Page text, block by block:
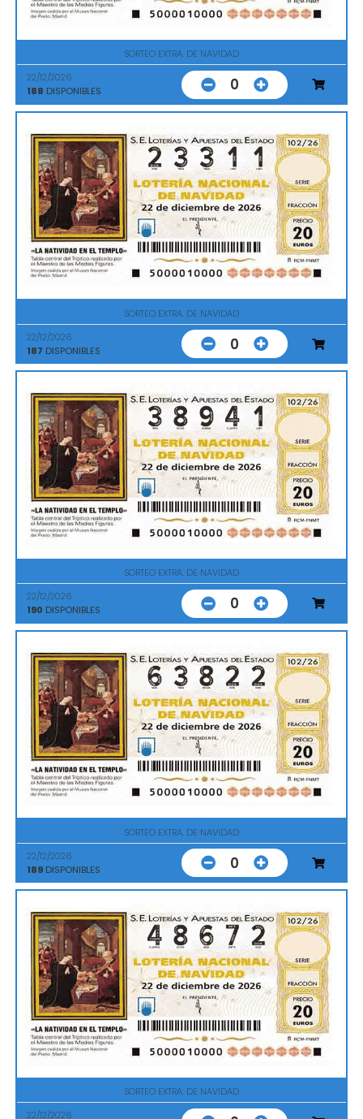
SORTEO EXTRA. DE NAVIDAD
22/12/2026
188 DISPONIBLES 0
SORTEO EXTRA. DE NAVIDAD
22/12/2026
187 DISPONIBLES 0
SORTEO EXTRA. DE NAVIDAD
22/12/2026
190 DISPONIBLES 0
SORTEO EXTRA. DE NAVIDAD
22/12/2026
189 DISPONIBLES 0
SORTEO EXTRA. DE NAVIDAD
22/12/2026